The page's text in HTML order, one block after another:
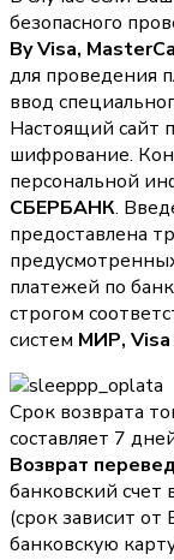
безопасного
By Visa,
для проведения
ввод
Настоящий сайт
шифрование.
персональной
СБЕРБАНК.
предоставлена
платежей по
строгом
систем МИР, Visa
Срок возврата
составляет 7
Возврат
банковский
(срок зависит
банковскую